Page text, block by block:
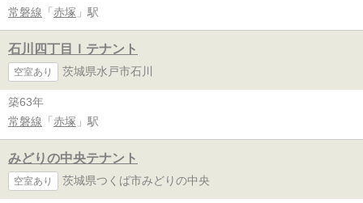
常磐線 「 赤塚 」駅
石川四丁目Ｉテナント
空室あり 茨城県水戸市石川
築63年
常磐線 「 赤塚 」駅
みどりの中央テナント
空室あり 茨城県つくば市みどりの中央